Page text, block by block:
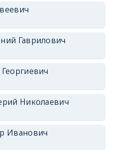
Гаврилович
Николаевич
Иванович